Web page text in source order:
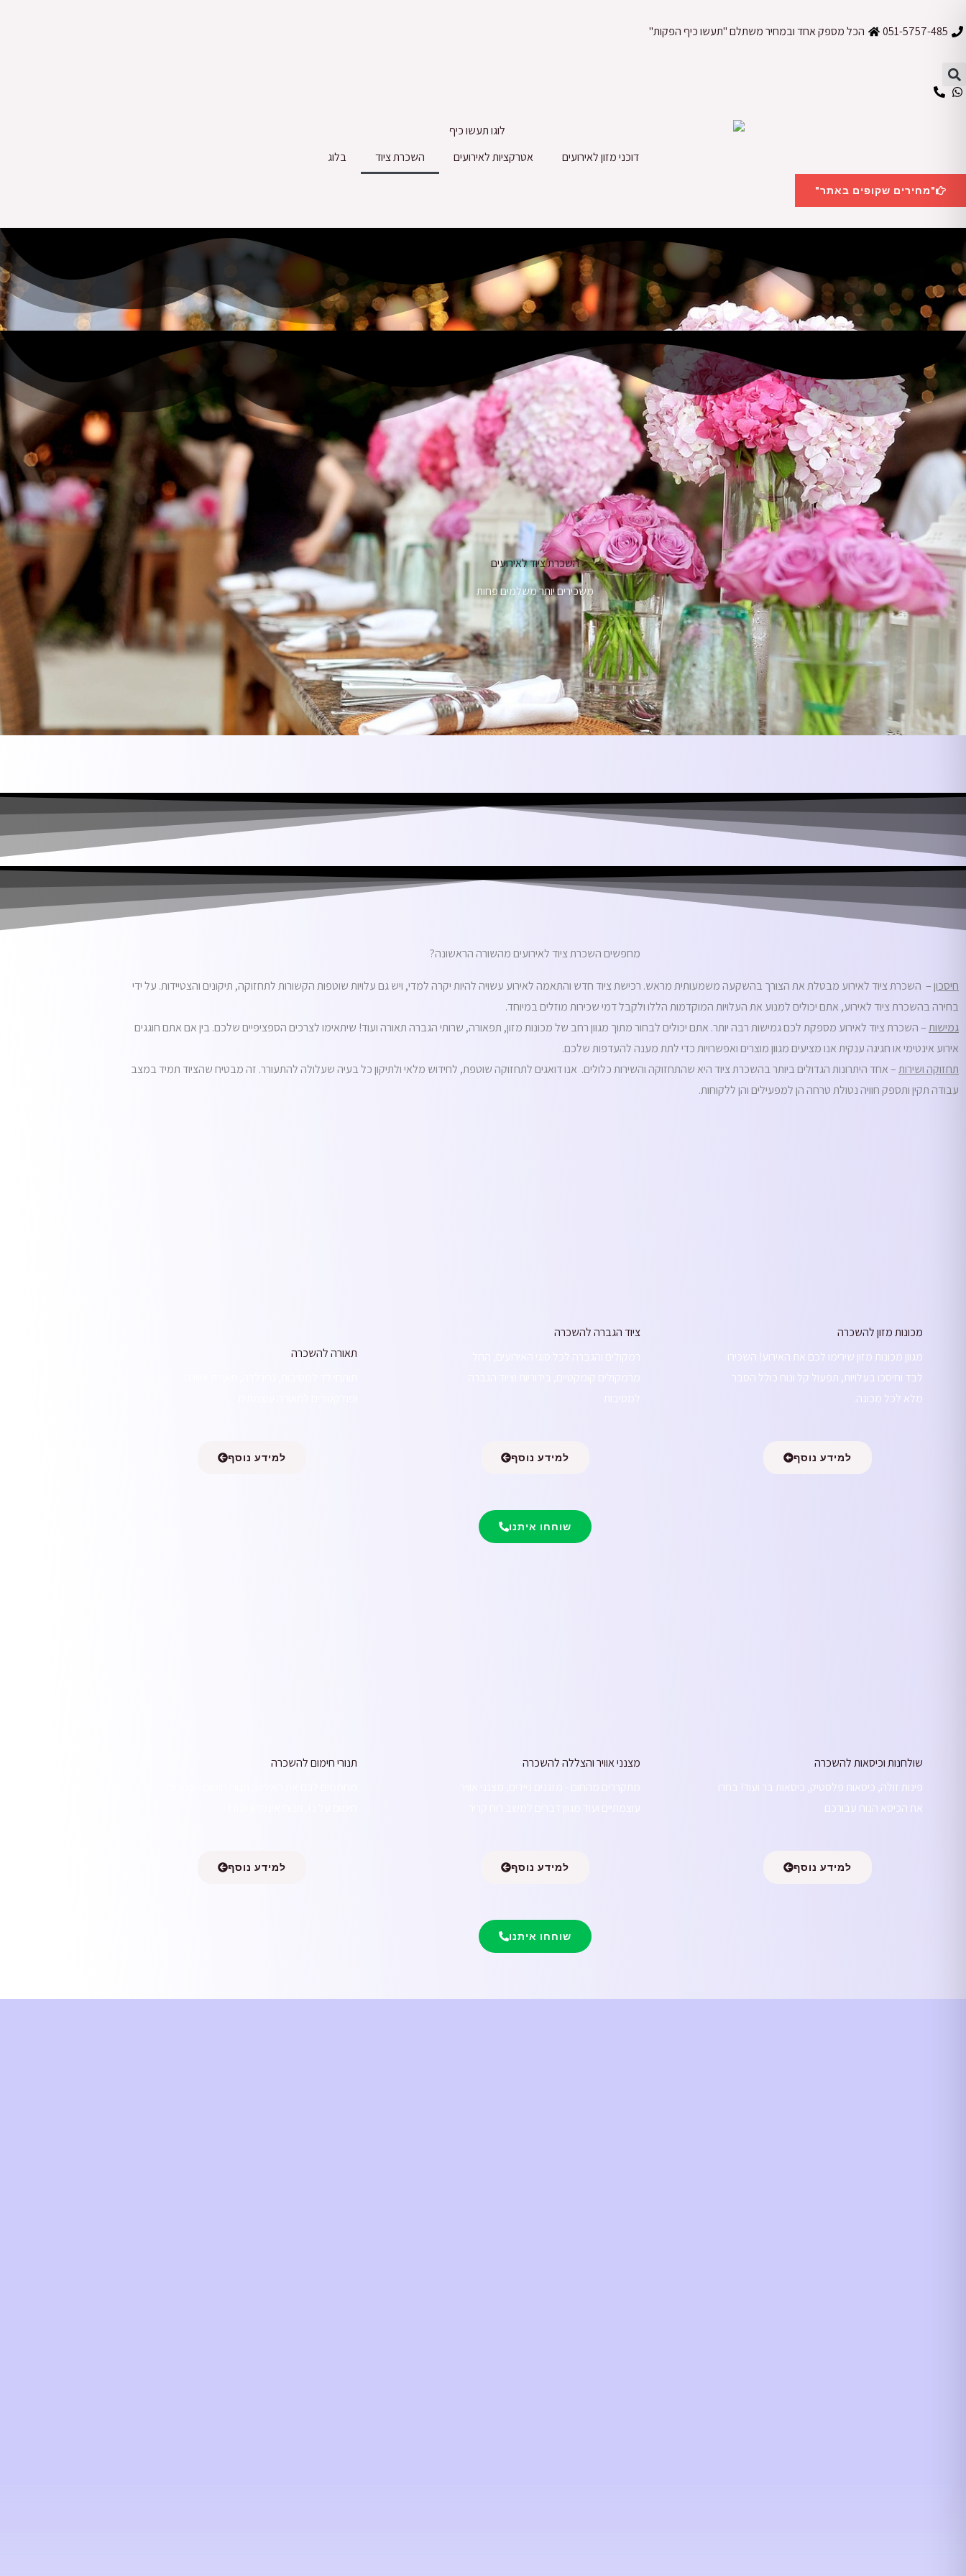
לתוכן051-5757-485 הכל מספק אחד ובמחיר משתלם "תעשו כיף הפקות"
דוכני מזון לאירועים אטרקציות לאירועים השכרת ציוד בלוג
"מחירים שקופים באתר"
השכרת ציוד לאירועים
משכירים יותר משלמים פחות
מחפשים השכרת ציוד לאירועים מהשורה הראשונה?
חיסכון– השכרת ציוד לאירוע מבטלת את הצורך בהשקעה משמעותית מראש. רכישת ציוד חדש והתאמה לאירוע עשויה להיות יקרה למדי, ויש גם עלויות שוטפות הקשורות לתחזוקה, תיקונים והצטיידות. על ידי
בחירה בהשכרת ציוד לאירוע, אתם יכולים למנוע את העלויות המוקדמות הללו ולקבל דמי שכירות מוזלים במיוחד.
גמישות– השכרת ציוד לאירוע מספקת לכם גמישות רבה יותר. אתם יכולים לבחור מתוך מגוון רחב של מכונות מזון, תפאורה, שרותי הגברה תאורה ועוד! שיתאימו לצרכים הספציפיים שלכם. בין אם אתם חוגגים
אירוע אינטימי או חגיגה ענקית אנו מציעים מגוון מוצרים ואפשרויות כדי לתת מענה להעדפות שלכם.
תחזוקה ושירות– אחד היתרונות הגדולים ביותר בהשכרת ציוד היא שהתחזוקה והשירות כלולים. אנו דואגים לתחזוקה שוטפת, לחידוש מלאי ולתיקון כל בעיה שעלולה להתעורר. זה מבטיח שהציוד תמיד במצב
עבודה תקין ותספק חוויה נטולת טרחה הן למפעילים והן ללקוחות.
מכונות מזון להשכרה
מגוון מכונות מזון שירימו לכם את האירוע! השכירו
לבד וחיסכו בעלויות, תפעול קל ונוח כולל הסבר
מלא לכל מכונה.
למידע נוסף
ציוד הגברה להשכרה
למידע נוסף
תאורה להשכרה
למידע נוסף
שוחחו איתנו
שולחנות וכיסאות להשכרה
פינות זולה, כיסאות פלסטיק, כיסאות בר ועוד! בחרו
את הכיסא הנוח עבורכם
למידע נוסף
מצנני אוויר והצללה להשכרה
למידע נוסף
תנורי חימום להשכרה
למידע נוסף
שוחחו איתנו